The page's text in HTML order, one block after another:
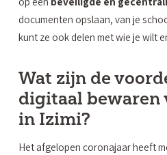
documenten opslaan, van je
kunt ze ook delen met wie je wilt
Wat zijn de
digitaal bewaren
in Izimi?
Het afgelopen coronajaar heeft